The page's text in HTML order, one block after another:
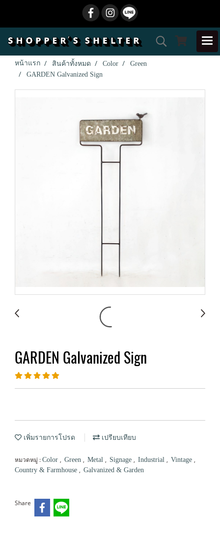
หน้าแรก สินค้าทั้งหมด Color
Green
GARDEN Galvanized Sign
GARDEN Galvanized Sign
เพิ่มรายการโปรด เปรียบเทียบ
หมวดหมู่ : Color , Green , Metal , Signage , Industrial , Vintage ,
Country & Farmhouse , Galvanized & Garden
Share